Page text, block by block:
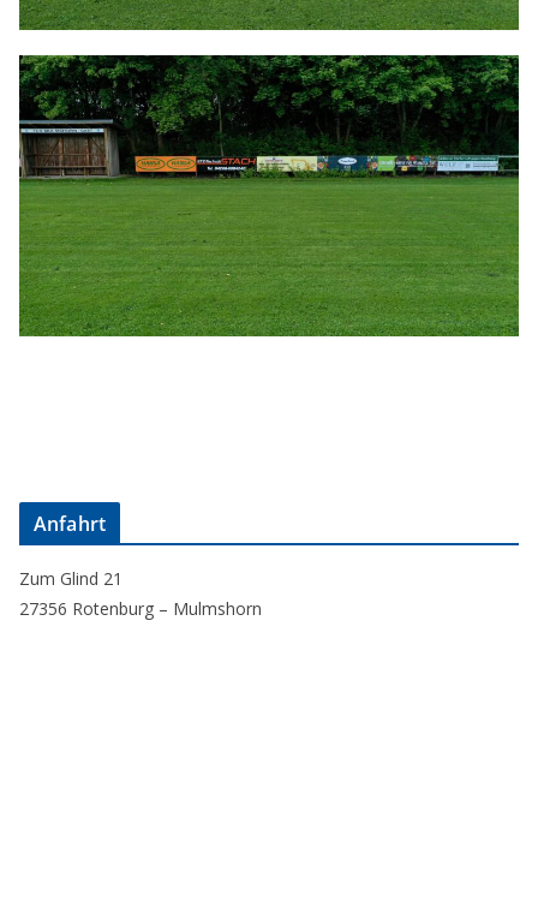
Anfahrt
Zum Glind 21
27356 Rotenburg – Mulmshorn